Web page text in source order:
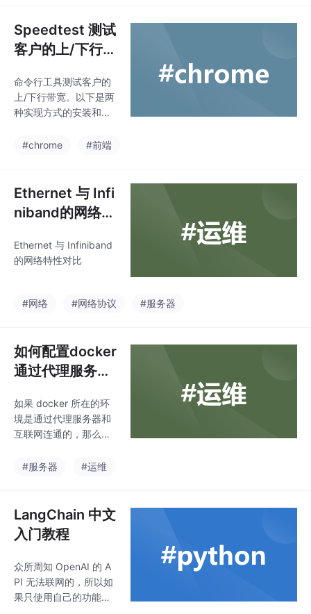
的框架。可以将 LLM 模
型与外部数据源进行连
接允许与 LLM
指标。在目前市面上常见防火墙设备的说明书中大家可以看到，从
低端设备的500、1000...
Speedtest 测试
客户的上/下行带
命令行工具测试客户的
上/下行带宽。以下是两
种实现方式的安装和使
本可以帮助你快速测试
#chrome #前端
Ethernet 与 Infi
niband的网络特
Ethernet 与 Infiniband
的网络特性对比
#网络 #网络协议 #服务器
如何配置docker
通过代理服务器
过第三方加速平
台拉取镜像
如果 docker 所在的环
境是通过代理服务器和
互联网连通的，那么需
ker 正常从外网正常拉
不够的。本文结合已有
文档，介绍如何配置代
理服务器能使docker正
的docker 版本是。
#服务器 #运维
LangChain 中文
入门教程
众所周知 OpenAI 的 A
PI 无法联网的，所以如
果只使用自己的功能实